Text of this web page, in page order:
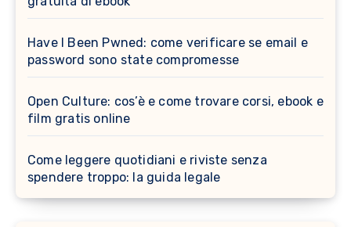
Have I Been Pwned: come verificare se email e
password sono state compromesse
Open Culture: cos’è e come trovare corsi, ebook e
film gratis online
Come leggere quotidiani e riviste senza
spendere troppo: la guida legale